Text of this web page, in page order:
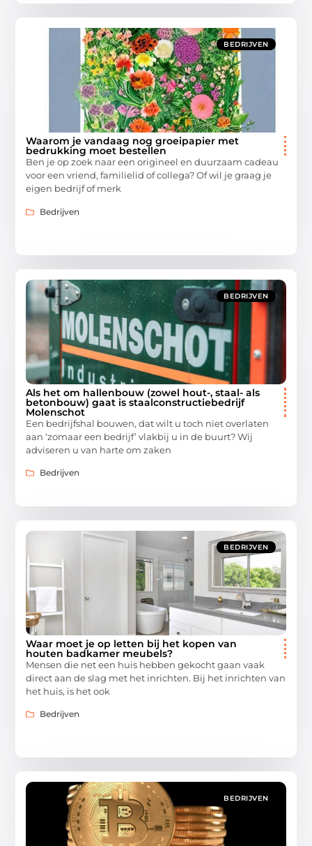
BEDRIJVEN
Waarom je vandaag nog groeipapier met
bedrukking moet bestellen
Ben je op zoek naar een origineel en duurzaam cadeau
voor een vriend, familielid of collega? Of wil je graag je
eigen bedrijf of merk
Bedrijven
BEDRIJVEN
Als het om hallenbouw (zowel hout-, staal- als
betonbouw) gaat is staalconstructiebedrijf
Molenschot
Een bedrijfshal bouwen, dat wilt u toch niet overlaten
aan ‘zomaar een bedrijf’ vlakbij u in de buurt? Wij
adviseren u van harte om zaken
Bedrijven
BEDRIJVEN
Waar moet je op letten bij het kopen van
houten badkamer meubels?
Mensen die net een huis hebben gekocht gaan vaak
direct aan de slag met het inrichten. Bij het inrichten van
het huis, is het ook
Bedrijven
BEDRIJVEN